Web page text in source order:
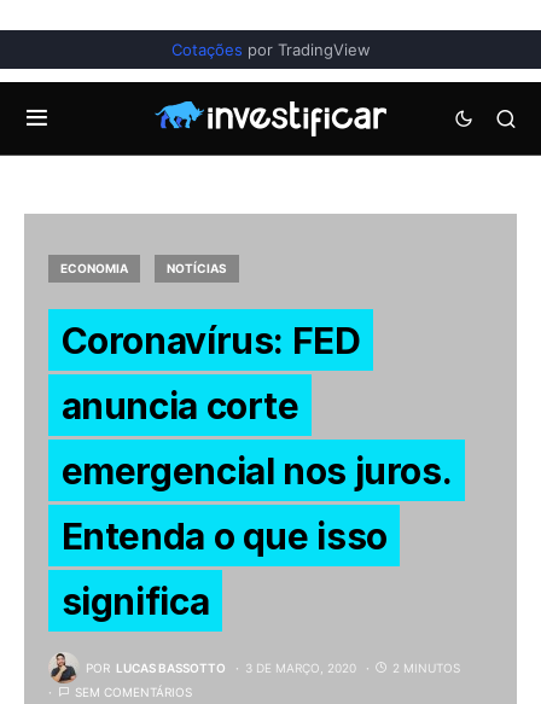
Cotações por TradingView
ECONOMIA NOTÍCIAS
Coronavírus: FED
anuncia corte
emergencial nos juros.
Entenda o que isso
significa
POR LUCAS BASSOTTO 3 DE MARÇO, 2020
2 MINUTOS
SEM COMENTÁRIOS